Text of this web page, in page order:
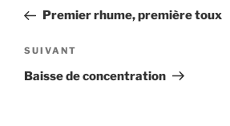
l’article
précédent
Premier rhume, première toux
Article
suivant
SUIVANT
Baisse de concentration